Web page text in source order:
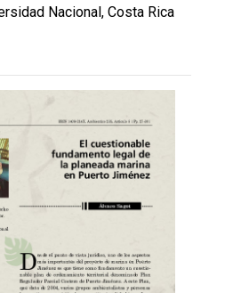
Nacional, Costa Rica